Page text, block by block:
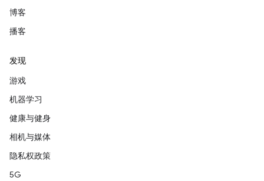
博客
播客
发现
游戏
机器学习
健康与健身
相机与媒体
隐私权政策
5G